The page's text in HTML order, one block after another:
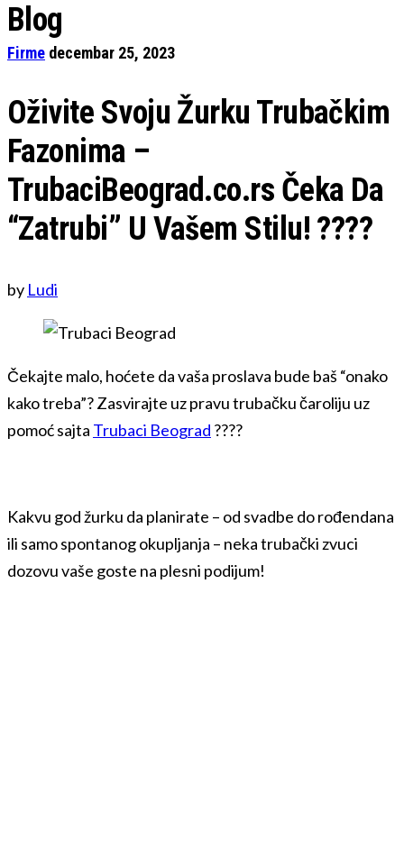
Blog
Firme decembar 25, 2023
Oživite Svoju Žurku Trubačkim
Fazonima –
TrubaciBeograd.co.rs Čeka Da
“Zatrubi” U Vašem Stilu! ????
by Ludi
Čekajte malo, hoćete da vaša proslava bude baš “onako
kako treba”? Zasvirajte uz pravu trubačku čaroliju uz
pomoć sajta Trubaci Beograd ????
Kakvu god žurku da planirate – od svadbe do rođendana
ili samo spontanog okupljanja – neka trubački zvuci
dozovu vaše goste na plesni podijum!